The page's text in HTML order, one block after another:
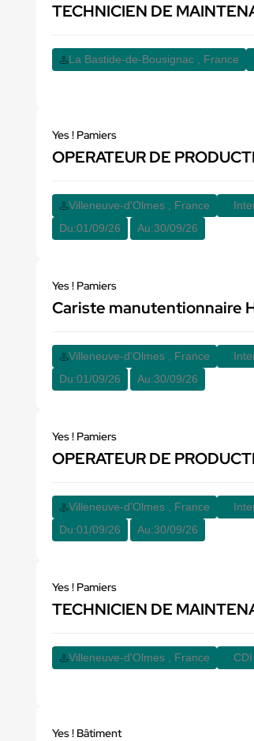
TECHNICIEN DE
La Bastide-de-Bousignac , France
Yes ! Pamiers
OPERATEUR DE
Villeneuve-d'Olmes , France
Du:01/09/26 Au:30/09/26
Yes ! Pamiers
Cariste manutentionnaire
Villeneuve-d'Olmes , France
Du:01/09/26 Au:30/09/26
Yes ! Pamiers
OPERATEUR DE
Villeneuve-d'Olmes , France
Du:01/09/26 Au:30/09/26
Yes ! Pamiers
TECHNICIEN DE
Villeneuve-d'Olmes , France CDI
Yes ! Bâtiment